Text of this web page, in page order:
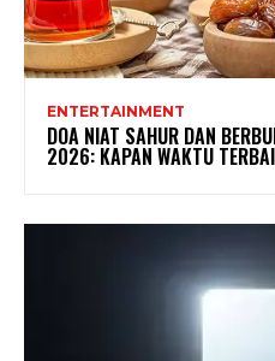
ENTERTAINMENT
DOA NIAT SAHUR DAN
2026: KAPAN WAKTU